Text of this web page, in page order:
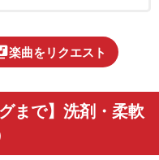
楽曲をリクエスト
まで】洗剤・柔軟